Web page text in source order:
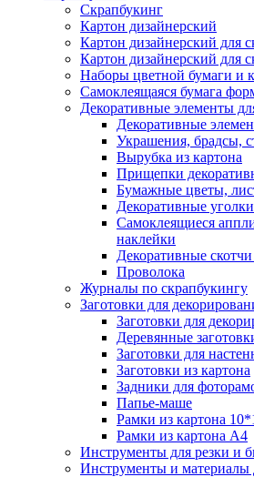
Скрапбукинг
Картон дизайнерский
Картон дизайнерский для
Картон дизайнерский для
Наборы цветной бумаги и
Самоклеящаяся бумага
Декоративные элементы
Декоративные
Украшения, брадсы,
Вырубка из картона
Прищепки
Бумажные цветы,
Декоративные уголки
Самоклеящиеся
наклейки
Декоративные
Проволока
Журналы по скрапбукингу
Заготовки для
Заготовки для
Деревянные
Заготовки для
Заготовки из картона
Задники для
Папье-маше
Рамки из картона
Рамки из картона А4
Инструменты для резки и
Инструменты и материалы